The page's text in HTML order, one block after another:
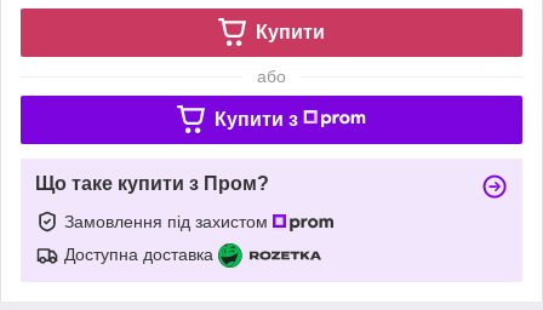
Купити
або
Купити з
Що таке купити з Пром?
Замовлення під захистом
Доступна доставка